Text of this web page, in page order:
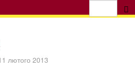
лютого 2013